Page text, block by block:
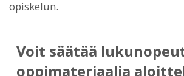
opiskelun.
Voit säätää
oppimateriaalia